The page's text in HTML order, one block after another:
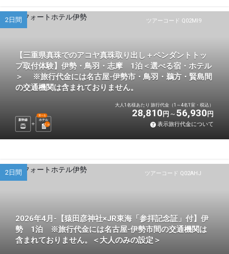
ツアーコード Q02MI9
2日間
【三重県真珠でのアコヤ真珠取り出し＋ペンダントトッ
プ取付体験】伊勢・鳥羽・志摩 1泊＜選べる宿・ホテル
＞ ※旅行代金には名古屋-伊勢市・鳥羽・鵜方・賢島間
の交通機関は含まれておりません。
新幹線 ホテル
選べる
1 泊
大人1名様あたり 旅行代金（1～4名1室・税込）
28,810 円 56,930 円
表示旅行代金について
ツアーコード Q02AHJ
2日間
2026年4月-【猿田彦神社×JR東海「参拝記念証」付】伊
勢 1泊 ※旅行代金には名古屋-伊勢市間の交通機関は
含まれておりません。＜大人のみの設定＞